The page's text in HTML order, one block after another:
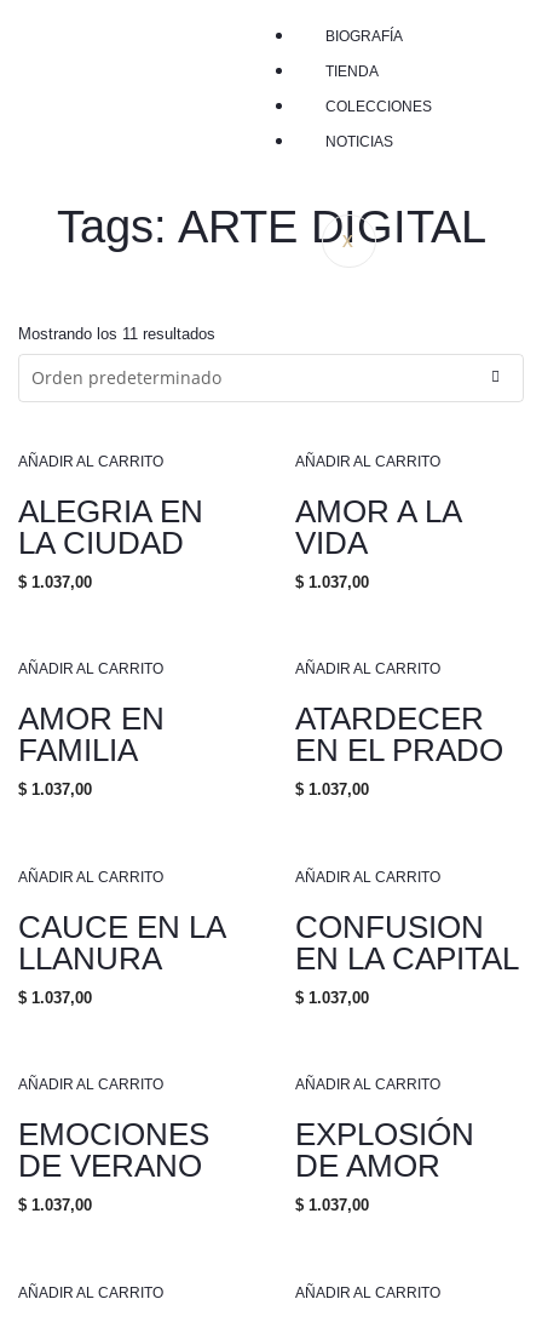
BIOGRAFÍA
TIENDA
COLECCIONES
NOTICIAS
X
Tags: ARTE DIGITAL
Mostrando los 11 resultados
AÑADIR AL CARRITO
ALEGRIA EN
LA CIUDAD
$ 1.037,00
AÑADIR AL CARRITO
AMOR A LA
VIDA
$ 1.037,00
AÑADIR AL CARRITO
AMOR EN
FAMILIA
$ 1.037,00
AÑADIR AL CARRITO
ATARDECER
EN EL PRADO
$ 1.037,00
AÑADIR AL CARRITO
CAUCE EN LA
LLANURA
$ 1.037,00
AÑADIR AL CARRITO
CONFUSION
EN LA CAPITAL
$ 1.037,00
AÑADIR AL CARRITO
EMOCIONES
DE VERANO
$ 1.037,00
AÑADIR AL CARRITO
EXPLOSIÓN
DE AMOR
$ 1.037,00
AÑADIR AL CARRITO AÑADIR AL CARRITO